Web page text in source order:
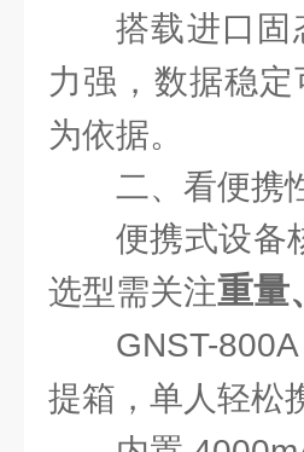
搭载进口固
力强，数据稳
为依据。
二、看便携
便携式设备
选型需关注重量
GNST-
提箱，单人轻松